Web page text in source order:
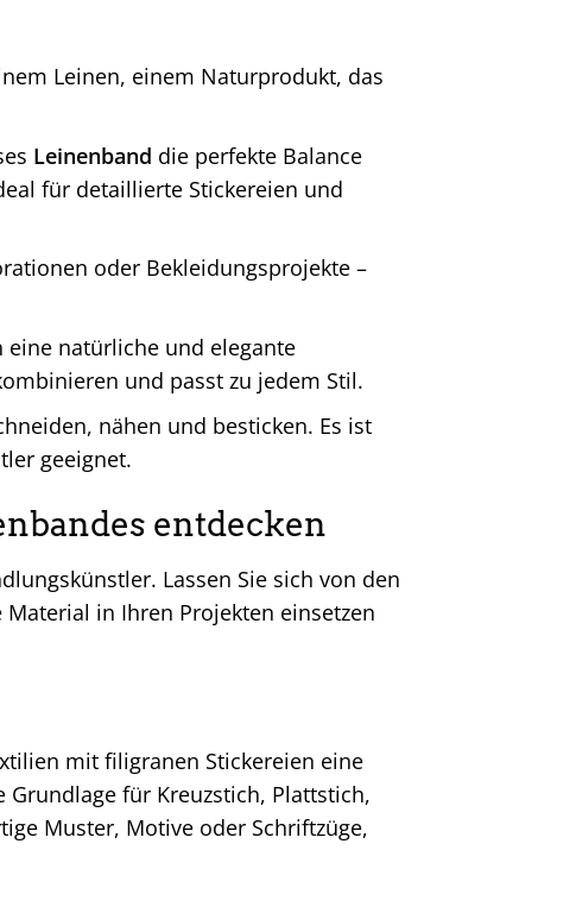
Leinen, einem Naturprodukt, das
Leinenband die perfekte Balance
für detaillierte Stickereien und
oder Bekleidungsprojekte –
eine natürliche und elegante
und passt zu jedem Stil.
nähen und besticken. Es ist
geeignet.
entdecken
Lassen Sie sich von den
in Ihren Projekten einsetzen
mit filigranen Stickereien eine
Grundlage für Kreuzstich, Plattstich,
Muster, Motive oder Schriftzüge,